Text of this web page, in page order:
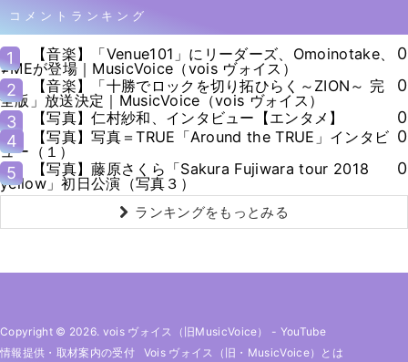
コメントランキング
1
【音楽】「Venue101」にリーダーズ、Omoinotake、
≠MEが登場｜MusicVoice（vois ヴォイス）
0
2
【音楽】「十勝でロックを切り拓ひらく～ZION～ 完
全版」放送決定｜MusicVoice（vois ヴォイス）
0
3
【写真】仁村紗和、インタビュー【エンタメ】
0
4
【写真】写真＝TRUE「Around the TRUE」インタビ
ュー（１）
0
5
【写真】藤原さくら「Sakura Fujiwara tour 2018
yellow」初日公演（写真３）
0
ランキングをもっとみる
Copyright © 2026. vois ヴォイス（旧MusicVoice） - YouTube
情報提供・取材案内の受付
Vois ヴォイス（旧・MusicVoice）とは